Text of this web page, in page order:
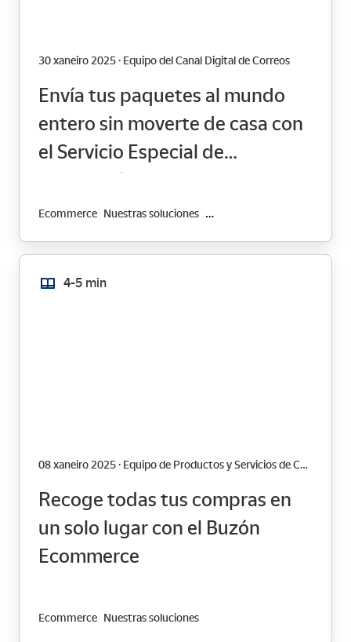
30 xaneiro 2025 · Equipo del Canal Digital de Correos
Envía tus paquetes al mundo
entero sin moverte de casa con
el Servicio Especial de
Paquetería
Ecommerce Nuestras soluciones Transformación Digital
4-5 min
08 xaneiro 2025 · Equipo de Productos y Servicios de Correos
Recoge todas tus compras en
un solo lugar con el Buzón
Ecommerce
Ecommerce Nuestras soluciones